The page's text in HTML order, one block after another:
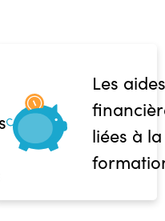
Les aides
liées à la